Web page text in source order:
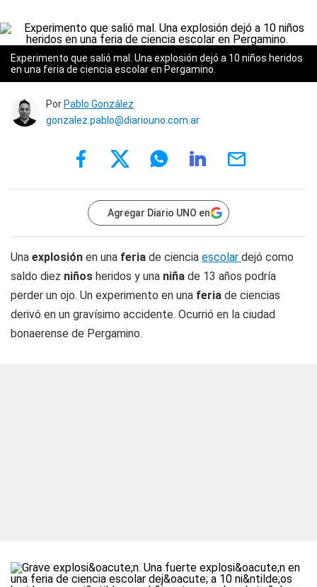
Experimento que salió mal. Una explosión dejó a 10 niños heridos
en una feria de ciencia escolar en Pergamino.
Por Pablo González
gonzalez.pablo@diariouno.com.ar
Agregar Diario UNO en
Una explosión en una feria de ciencia escolar dejó como
saldo diez niños heridos y una niña de 13 años podría
perder un ojo. Un experimento en una feria de ciencias
derivó en un gravísimo accidente. Ocurrió en la ciudad
bonaerense de Pergamino.